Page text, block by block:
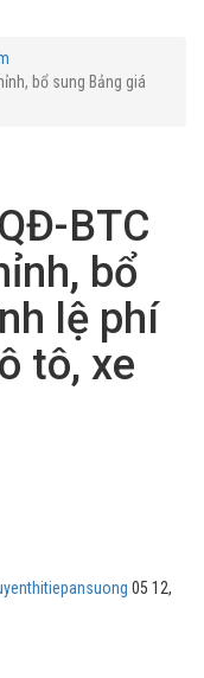
bổ sung Bảng giá
BTC
bổ
lệ phí
tô, xe
05 12,